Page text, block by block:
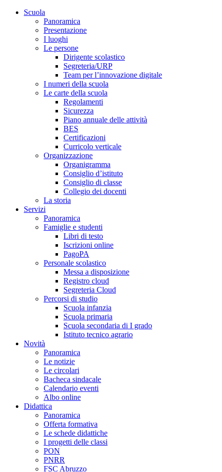
Scuola
Panoramica
Presentazione
I luoghi
Le persone
Dirigente scolastico
Segreteria/URP
Team per l’innovazione digitale
I numeri della scuola
Le carte della scuola
Regolamenti
Sicurezza
Piano annuale delle attività
BES
Certificazioni
Curricolo verticale
Organizzazione
Organigramma
Consiglio d’istituto
Consiglio di classe
Collegio dei docenti
La storia
Servizi
Panoramica
Famiglie e studenti
Libri di testo
Iscrizioni online
PagoPA
Personale scolastico
Messa a disposizione
Registro cloud
Segreteria Cloud
Percorsi di studio
Scuola infanzia
Scuola primaria
Scuola secondaria di I grado
Istituto tecnico agrario
Novità
Panoramica
Le notizie
Le circolari
Bacheca sindacale
Calendario eventi
Albo online
Didattica
Panoramica
Offerta formativa
Le schede didattiche
I progetti delle classi
PON
PNRR
FSC Abruzzo